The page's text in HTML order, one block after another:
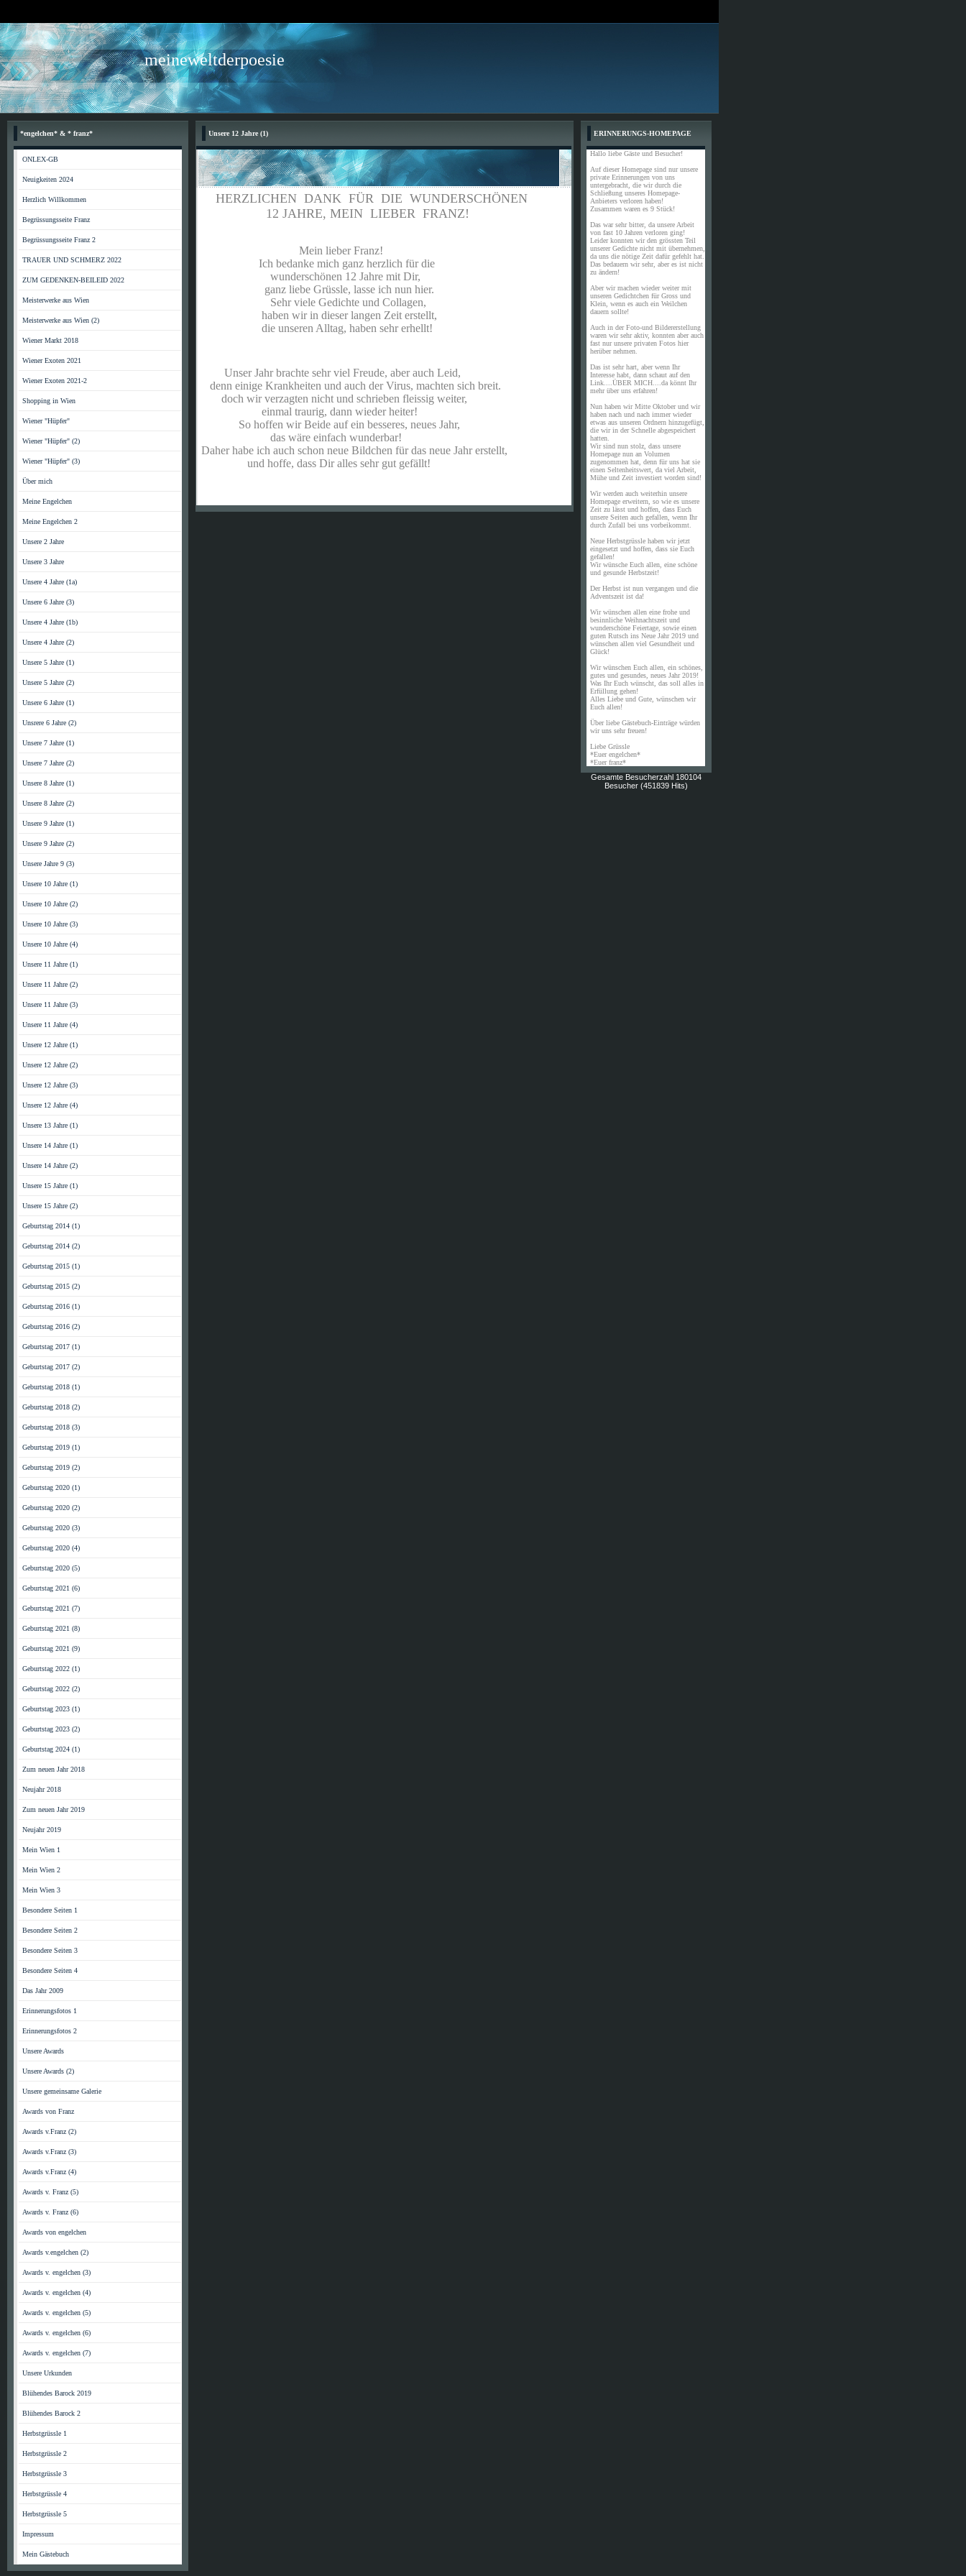
meineweltderpoesie
*engelchen* & * franz*
ONLEX-GB
Neuigkeiten 2024
Herzlich Willkommen
Begrüssungsseite Franz
Begrüssungsseite Franz 2
TRAUER UND SCHMERZ 2022
ZUM GEDENKEN-BEILEID 2022
Meisterwerke aus Wien
Meisterwerke aus Wien (2)
Wiener Markt 2018
Wiener Exoten 2021
Wiener Exoten 2021-2
Shopping in Wien
Wiener "Hüpfer"
Wiener "Hüpfer" (2)
Wiener "Hüpfer" (3)
Über mich
Meine Engelchen
Meine Engelchen 2
Unsere 2 Jahre
Unsere 3 Jahre
Unsere 4 Jahre (1a)
Unsere 6 Jahre (3)
Unsere 4 Jahre (1b)
Unsere 4 Jahre (2)
Unsere 5 Jahre (1)
Unsere 5 Jahre (2)
Unsere 6 Jahre (1)
Unsrere 6 Jahre (2)
Unsere 7 Jahre (1)
Unsere 7 Jahre (2)
Unsere 8 Jahre (1)
Unsere 8 Jahre (2)
Unsere 9 Jahre (1)
Unsere 9 Jahre (2)
Unsere Jahre 9 (3)
Unsere 10 Jahre (1)
Unsere 10 Jahre (2)
Unsere 10 Jahre (3)
Unsere 10 Jahre (4)
Unsere 11 Jahre (1)
Unsere 11 Jahre (2)
Unsere 11 Jahre (3)
Unsere 11 Jahre (4)
Unsere 12 Jahre (1)
Unsere 12 Jahre (2)
Unsere 12 Jahre (3)
Unsere 12 Jahre (4)
Unsere 13 Jahre (1)
Unsere 14 Jahre (1)
Unsere 14 Jahre (2)
Unsere 15 Jahre (1)
Unsere 15 Jahre (2)
Geburtstag 2014 (1)
Geburtstag 2014 (2)
Geburtstag 2015 (1)
Geburtstag 2015 (2)
Geburtstag 2016 (1)
Geburtstag 2016 (2)
Geburtstag 2017 (1)
Geburtstag 2017 (2)
Geburtstag 2018 (1)
Geburtstag 2018 (2)
Geburtstag 2018 (3)
Geburtstag 2019 (1)
Geburtstag 2019 (2)
Geburtstag 2020 (1)
Geburtstag 2020 (2)
Geburtstag 2020 (3)
Geburtstag 2020 (4)
Geburtstag 2020 (5)
Geburtstag 2021 (6)
Geburtstag 2021 (7)
Geburtstag 2021 (8)
Geburtstag 2021 (9)
Geburtstag 2022 (1)
Geburtstag 2022 (2)
Geburtstag 2023 (1)
Geburtstag 2023 (2)
Geburtstag 2024 (1)
Zum neuen Jahr 2018
Neujahr 2018
Zum neuen Jahr 2019
Neujahr 2019
Mein Wien 1
Mein Wien 2
Mein Wien 3
Besondere Seiten 1
Besondere Seiten 2
Besondere Seiten 3
Besondere Seiten 4
Das Jahr 2009
Erinnerungsfotos 1
Erinnerungsfotos 2
Unsere Awards
Unsere Awards (2)
Unsere gemeinsame Galerie
Awards von Franz
Awards v.Franz (2)
Awards v.Franz (3)
Awards v.Franz (4)
Awards v. Franz (5)
Awards v. Franz (6)
Awards von engelchen
Awards v.engelchen (2)
Awards v. engelchen (3)
Awards v. engelchen (4)
Awards v. engelchen (5)
Awards v. engelchen (6)
Awards v. engelchen (7)
Unsere Urkunden
Blühendes Barock 2019
Blühendes Barock 2
Herbstgrüssle 1
Herbstgrüssle 2
Herbstgrüssle 3
Herbstgrüssle 4
Herbstgrüssle 5
Impressum
Mein Gästebuch
Unsere 12 Jahre (1)
HERZLICHEN DANK FÜR DIE WUNDERSCHÖNEN
12 JAHRE, MEIN LIEBER FRANZ!
Mein lieber Franz!
Ich bedanke mich ganz herzlich für die
wunderschönen 12 Jahre mit Dir,
ganz liebe Grüssle, lasse ich nun hier.
Sehr viele Gedichte und Collagen,
haben wir in dieser langen Zeit erstellt,
die unseren Alltag, haben sehr erhellt!
Unser Jahr brachte sehr viel Freude, aber auch Leid,
denn einige Krankheiten und auch der Virus, machten sich breit.
doch wir verzagten nicht und schrieben fleissig weiter,
einmal traurig, dann wieder heiter!
So hoffen wir Beide auf ein besseres, neues Jahr,
das wäre einfach wunderbar!
Daher habe ich auch schon neue Bildchen für das neue Jahr erstellt,
und hoffe, dass Dir alles sehr gut gefällt!
ERINNERUNGS-HOMEPAGE
Hallo liebe Gäste und Besucher!
Auf dieser Homepage sind nur unsere
private Erinnerungen von uns
untergebracht, die wir durch die
Schließung unseres Homepage-
Anbieters verloren haben!
Zusammen waren es 9 Stück!
Das war sehr bitter, da unsere Arbeit
von fast 10 Jahren verloren ging!
Leider konnten wir den grössten Teil
unserer Gedichte nicht mit übernehmen,
da uns die nötige Zeit dafür gefehlt hat.
Das bedauern wir sehr, aber es ist nicht
zu ändern!
Aber wir machen wieder weiter mit
unseren Gedichtchen für Gross und
Klein, wenn es auch ein Weilchen
dauern sollte!
Auch in der Foto-und Bildererstellung
waren wir sehr aktiv, konnten aber auch
fast nur unsere privaten Fotos hier
herüber nehmen.
Das ist sehr hart, aber wenn Ihr
Interesse habt, dann schaut auf den
Link....ÜBER MICH....da könnt Ihr
mehr über uns erfahren!
Nun haben wir Mitte Oktober und wir
haben nach und nach immer wieder
etwas aus unseren Ordnern hinzugefügt,
die wir in der Schnelle abgespeichert
hatten.
Wir sind nun stolz, dass unsere
Homepage nun an Volumen
zugenommen hat, denn für uns hat sie
einen Seltenheitswert, da viel Arbeit,
Mühe und Zeit investiert worden sind!
Wir werden auch weiterhin unsere
Homepage erweitern, so wie es unsere
Zeit zu lässt und hoffen, dass Euch
unsere Seiten auch gefallen, wenn Ihr
durch Zufall bei uns vorbeikommt.
Neue Herbstgrüssle haben wir jetzt
eingesetzt und hoffen, dass sie Euch
gefallen!
Wir wünsche Euch allen, eine schöne
und gesunde Herbstzeit!
Der Herbst ist nun vergangen und die
Adventszeit ist da!
Wir wünschen allen eine frohe und
besinnliche Weihnachtszeit und
wunderschöne Feiertage, sowie einen
guten Rutsch ins Neue Jahr 2019 und
wünschen allen viel Gesundheit und
Glück!
Wir wünschen Euch allen, ein schönes,
gutes und gesundes, neues Jahr 2019!
Was Ihr Euch wünscht, das soll alles in
Erfüllung gehen!
Alles Liebe und Gute, wünschen wir
Euch allen!
Über liebe Gästebuch-Einträge würden
wir uns sehr freuen!
Liebe Grüssle
*Euer engelchen*
*Euer franz*
Gesamte Besucherzahl 180104
Besucher (451839 Hits)